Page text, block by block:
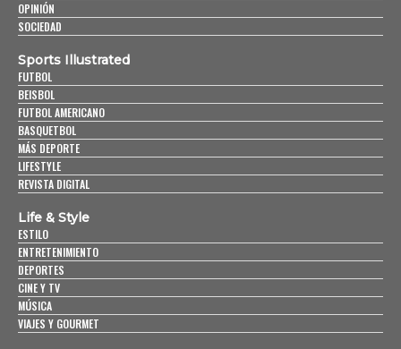
OPINIÓN
SOCIEDAD
Sports Illustrated
FUTBOL
BEISBOL
FUTBOL AMERICANO
BASQUETBOL
MÁS DEPORTE
LIFESTYLE
REVISTA DIGITAL
Life & Style
ESTILO
ENTRETENIMIENTO
DEPORTES
CINE Y TV
MÚSICA
VIAJES Y GOURMET